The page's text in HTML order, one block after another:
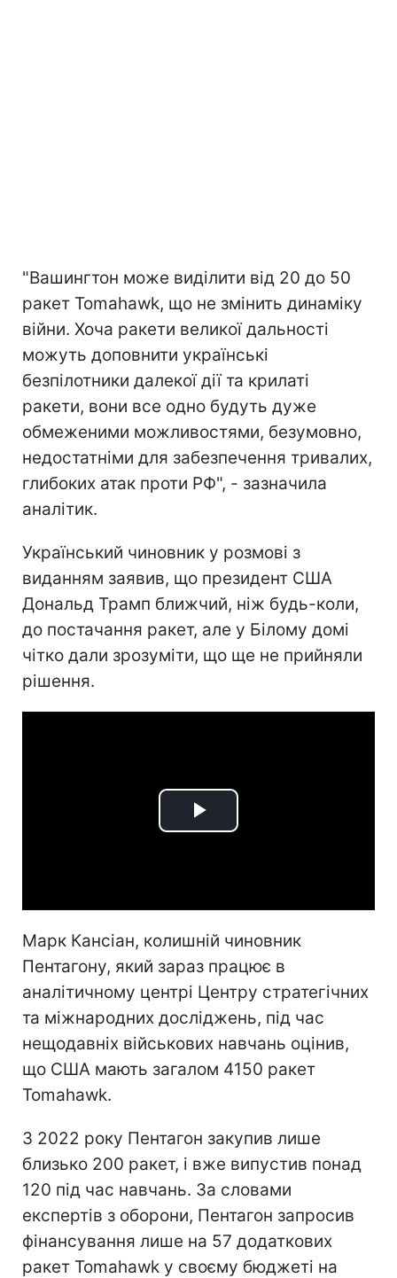
"Вашингтон може виділити від 20 до 50
ракет Tomahawk, що не змінить динаміку
війни. Хоча ракети великої дальності
можуть доповнити українські
безпілотники далекої дії та крилаті
ракети, вони все одно будуть дуже
обмеженими можливостями, безумовно,
недостатніми для забезпечення тривалих,
глибоких атак проти РФ", - зазначила
аналітик.
Український чиновник у розмові з
виданням заявив, що президент США
Дональд Трамп ближчий, ніж будь-коли,
до постачання ракет, але у Білому домі
чітко дали зрозуміти, що ще не прийняли
рішення.
Play
Марк Кансіан, колишній чиновник
Пентагону, який зараз працює в
аналітичному центрі Центру стратегічних
та міжнародних досліджень, під час
нещодавніх військових навчань оцінив,
що США мають загалом 4150 ракет
Tomahawk.
З 2022 року Пентагон закупив лише
близько 200 ракет, і вже випустив понад
120 під час навчань. За словами
експертів з оборони, Пентагон запросив
фінансування лише на 57 додаткових
ракет Tomahawk у своєму бюджеті на